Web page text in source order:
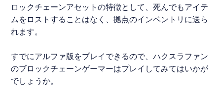
ロックチェーンアセットの特徴として、死んでもアイテ
ムをロストすることはなく、拠点のインベントリに送ら
れます。
すでにアルファ版をプレイできるので、ハクスラファン
のブロックチェーンゲーマーはプレイしてみてはいかが
でしょうか。